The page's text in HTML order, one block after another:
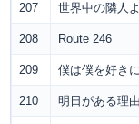
207 世界中の隣人よ
208 Route 246
209 僕は僕を好き
210 明日がある理由